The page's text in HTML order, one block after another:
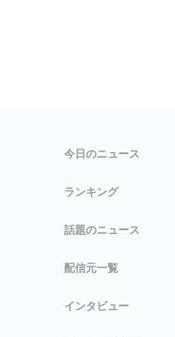
今日のニュース
ランキング
話題のニュース
配信元一覧
インタビュー